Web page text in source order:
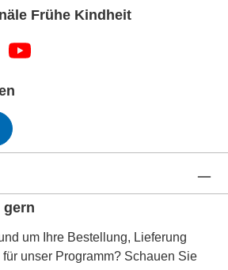
Frühe Kindheit
gern
um Ihre Bestellung, Lieferung
unser Programm? Schauen Sie